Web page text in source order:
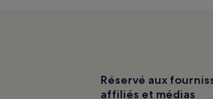
Réservé aux
affiliés et médias